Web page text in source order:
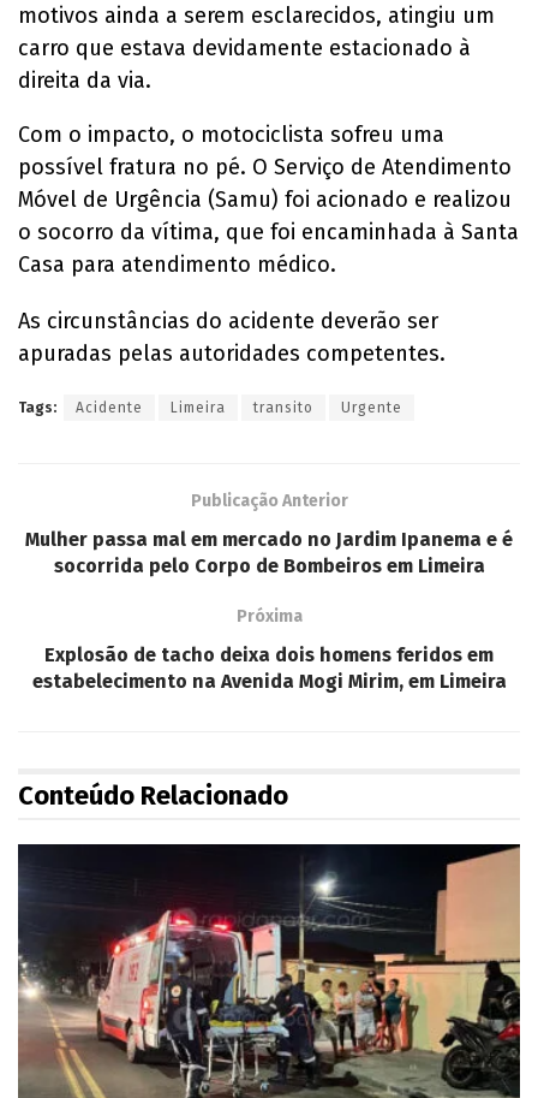
motivos ainda a serem esclarecidos, atingiu um
carro que estava devidamente estacionado à
direita da via.
Com o impacto, o motociclista sofreu uma
possível fratura no pé. O Serviço de Atendimento
Móvel de Urgência (Samu) foi acionado e realizou
o socorro da vítima, que foi encaminhada à Santa
Casa para atendimento médico.
As circunstâncias do acidente deverão ser
apuradas pelas autoridades competentes.
Tags: Acidente Limeira transito Urgente
Publicação Anterior
Mulher passa mal em mercado no Jardim Ipanema e é
socorrida pelo Corpo de Bombeiros em Limeira
Próxima
Explosão de tacho deixa dois homens feridos em
estabelecimento na Avenida Mogi Mirim, em Limeira
Conteúdo Relacionado